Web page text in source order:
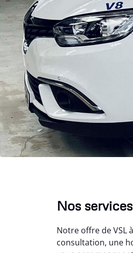
Nos services
Notre offre de VSL
consultation, une